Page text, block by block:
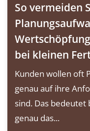
So vermeiden
bei kleinen
Kunden wollen oft
genau auf ihre
sind. Das bedeutet
genau das...